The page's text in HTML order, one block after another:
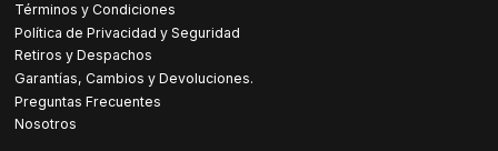
Términos y Condiciones
Política de Privacidad y Seguridad
Retiros y Despachos
Garantías, Cambios y Devoluciones.
Preguntas Frecuentes
Nosotros